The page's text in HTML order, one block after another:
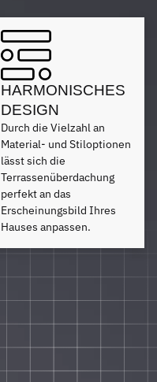
HARMONISCHES
DESIGN
Durch die Vielzahl an
Material- und Stiloptionen
lässt sich die
Terrassenüberdachung
perfekt an das
Erscheinungsbild Ihres
Hauses anpassen.